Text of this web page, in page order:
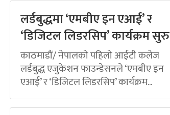
लर्डबुद्धमा ‘एमबीए इन एआई’ र
‘डिजिटल लिडरसिप’ कार्यक्रम सुरु
काठमाडौं/ नेपालको पहिलो आईटी कलेज
लर्डबुद्ध एजुकेशन फाउन्डेसनले ‘एमबीए इन
एआई’ र ‘डिजिटल लिडरसिप’ कार्यक्रम...